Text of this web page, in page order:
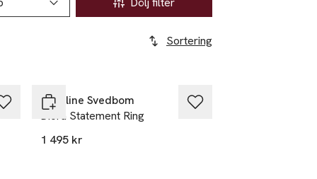
Sortering
Caroline Svedbom
Diora Statement Ring
1 495 kr